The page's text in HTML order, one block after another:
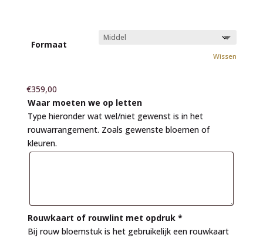
Formaat
Wissen
€359,00
Waar moeten we op letten
Type hieronder wat wel/niet gewenst is in het
rouwarrangement. Zoals gewenste bloemen of
kleuren.
Rouwkaart of rouwlint met opdruk *
Bij rouw bloemstuk is het gebruikelijk een rouwkaart